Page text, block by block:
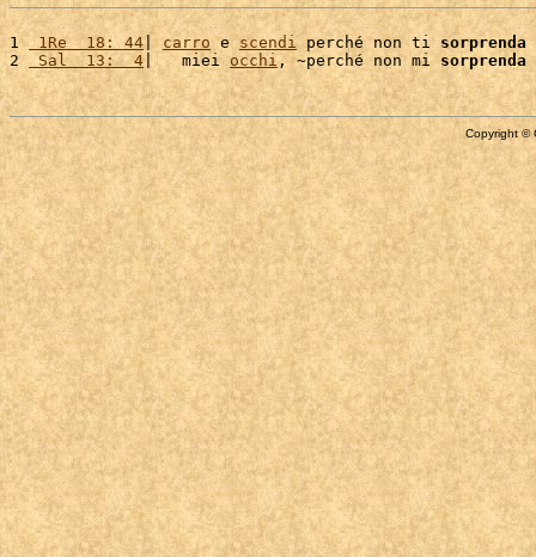
1 1Re  18: 44| carro e scendi perché non ti sorprenda
2
Sal  13:  4 |   miei occhi, ~perché non mi sorprenda
Copyright ©